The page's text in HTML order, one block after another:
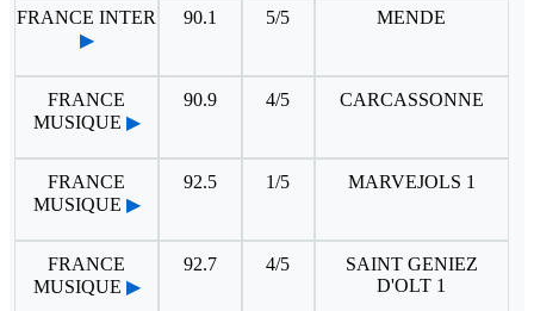
FRANCE INTER
▶
90.1 5/5 MENDE
FRANCE
MUSIQUE ▶
90.9 4/5 CARCASSONNE
FRANCE
MUSIQUE ▶
92.5 1/5 MARVEJOLS 1
FRANCE
MUSIQUE ▶
92.7 4/5
SAINT GENIEZ
D'OLT 1